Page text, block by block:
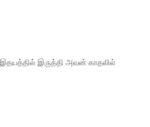
இருத்தி அவன் காதலில்